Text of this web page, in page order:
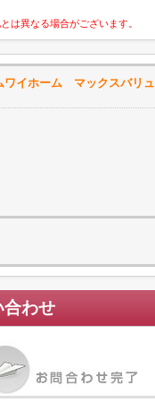
は異なる場合がございます。
ワイホーム マックスバリュ
合わせ